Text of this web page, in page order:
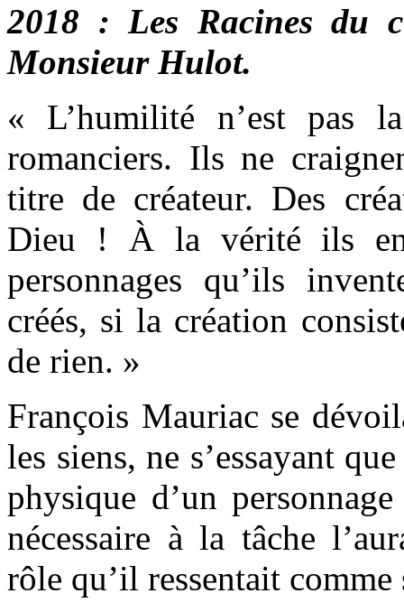
2018 : Les Racines du
Monsieur Hulot.
« L’humilité n’est pas
romanciers. Ils ne
titre de créateur. Des
Dieu ! À la vérité ils
personnages qu’ils
créés, si la création
de rien. »
François Mauriac se
les siens, ne s’essayant
physique d’un
nécessaire à la tâche
rôle qu’il ressentait comme